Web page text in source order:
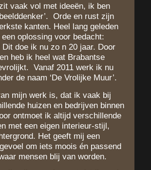
vaak vol met ideeën, ik ben
Orde en rust zijn
kanten. Heel lang geleden
oplossing voor bedacht:
Dit doe ik nu zo n 20 jaar. Door
heb ik heel wat Brabantse
Vanaf 2011 werk ik nu
de naam ‘De Vrolijke Muur’.
mijn werk is, dat ik vaak bij
huizen en bedrijven binnen
ontmoet ik altijd verschillende
met een eigen interieur-stijl,
Het geeft mij een
om iets moois én passend
mensen blij van worden.